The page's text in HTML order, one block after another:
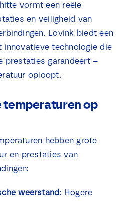
vormt een reële
en veiligheid van
Lovink biedt een
innovatieve technologie die
prestaties garandeert –
oploopt.
temperaturen op
hebben grote
en prestaties van
weerstand: Hogere